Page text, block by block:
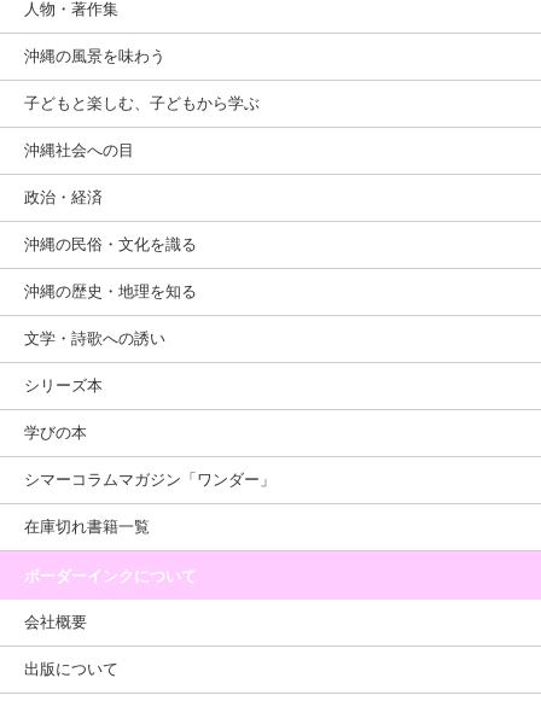
人物・著作集
沖縄の風景を味わう
子どもと楽しむ、子どもから学ぶ
沖縄社会への目
政治・経済
沖縄の民俗・文化を識る
沖縄の歴史・地理を知る
文学・詩歌への誘い
シリーズ本
学びの本
シマーコラムマガジン「ワンダー」
在庫切れ書籍一覧
ボーダーインクについて
会社概要
出版について